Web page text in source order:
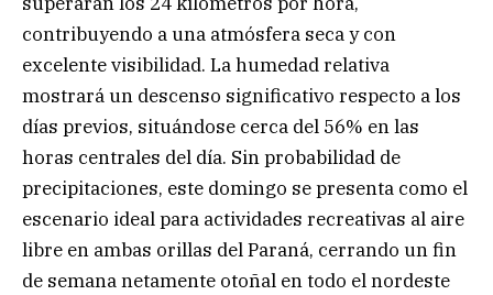
contribuyendo a una atmósfera seca y con
excelente visibilidad. La humedad relativa
mostrará un descenso significativo respecto a los
días previos, situándose cerca del 56% en las
horas centrales del día. Sin probabilidad de
precipitaciones, este domingo se presenta como el
escenario ideal para actividades recreativas al aire
libre en ambas orillas del Paraná, cerrando un fin
de semana netamente otoñal en todo el nordeste